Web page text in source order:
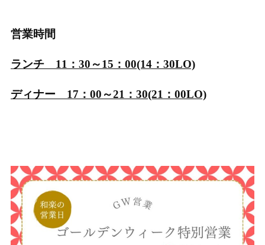
営業時間
ランチ 11：30～15：00(14：30LO)
ディナー 17：00～21：30(21：00LO)